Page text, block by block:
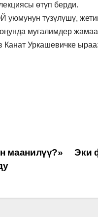
өтүп берди.
уюмунун түзүлүшү,
мугалимдер
Канат Уркашевичке
Эки
маанилүү?»